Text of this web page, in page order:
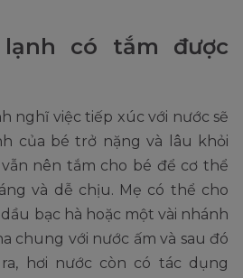
có tắm được
nghĩ việc tiếp xúc với nước sẽ
của bé trở nặng và lâu khỏi
nên tắm cho bé để cơ thể
và dễ chịu. Mẹ có thể cho
bạc hà hoặc một vài nhánh
chung với nước ấm và sau đó
hơi nước còn có tác dụng